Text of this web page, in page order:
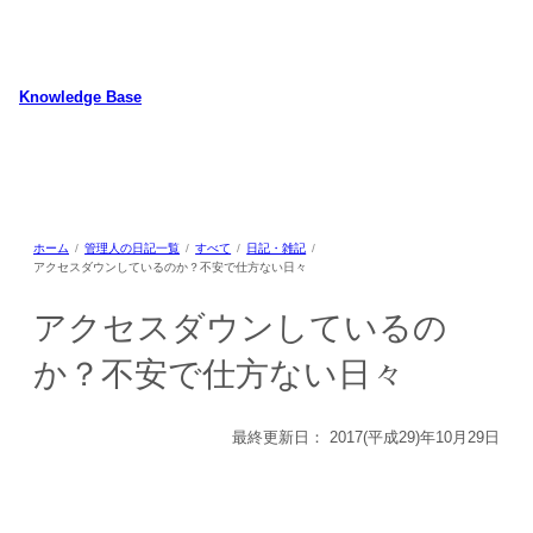
スKnowledge Base
ホーム 管理人の日記一覧 すべて
日記・雑記
アクセスダウンしているのか？不安で仕方ない日々
アクセスダウンしているの
か？不安で仕方ない日々
最終更新日： 2017(平成29)年10月29日